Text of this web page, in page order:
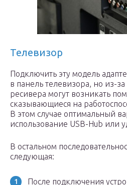
Телевизор
Подключить эту модель
в панель телевизора, но из-
ресивера могут возникать
сказывающиеся на
В этом случае оптимальный
использование USB-Hub или
В остальном
следующая:
После подключения